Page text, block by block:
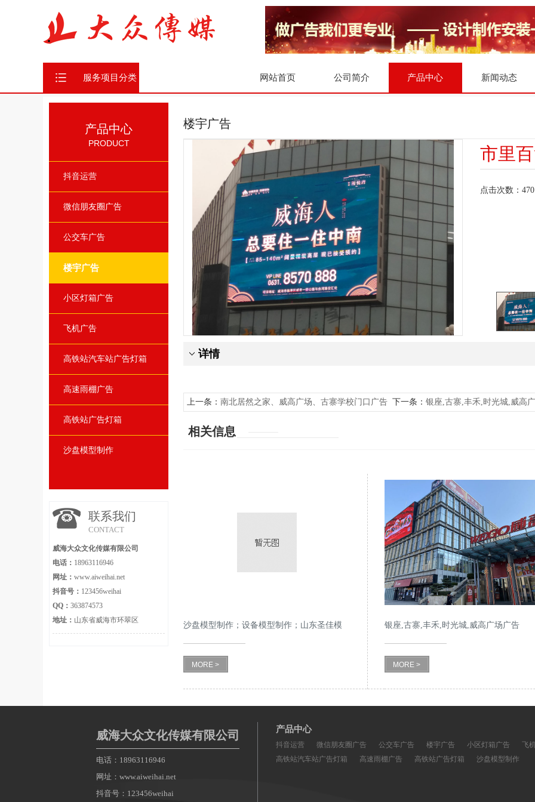
服务项目分类 网站首页 公司简介 产品中心 新闻动态
产品中心
PRODUCT
抖音运营
微信朋友圈广告
公交车广告
楼宇广告
小区灯箱广告
飞机广告
高铁站汽车站广告灯箱
高速雨棚广告
高铁站广告灯箱
沙盘模型制作
联系我们
CONTACT
威海大众文化传媒有限公司
电话： 18963116946
网址： www.aiweihai.net
抖音号： 123456weihai
QQ： 363874573
地址： 山东省威海市环翠区
楼宇广告
市里
点击次数： 470
详情
上一条： 南北居然之家、威高广场、古寨学校门口广告下一条： 银座,古寨,丰禾,时光城,威高
相关信息
沙盘模型制作；设备模型制作；山东圣佳模
型
MORE >
银座,古寨,丰禾,时光城,威高广场广告
MORE >
威海大众文化传媒有限公司
电话：18963116946
网址：www.aiweihai.net
抖音号：123456weihai
产品中心
抖音运营 微信朋友圈广告 公交车广告 楼宇广告 小区灯箱广告
飞
高铁站汽车站广告灯箱
高速雨棚广告 高铁站广告灯箱 沙盘模型制作